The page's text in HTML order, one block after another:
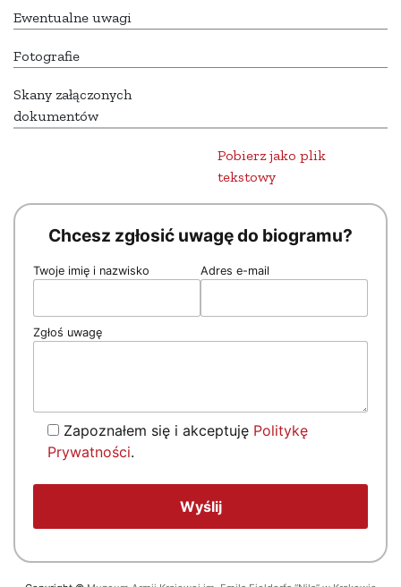
Ewentualne uwagi
Fotografie
Skany załączonych
dokumentów
Pobierz jako plik
tekstowy
Chcesz zgłosić uwagę do biogramu?
Twoje imię i nazwisko Adres e-mail
Zgłoś uwagę
Zapoznałem się i akceptuję Politykę
Prywatności.